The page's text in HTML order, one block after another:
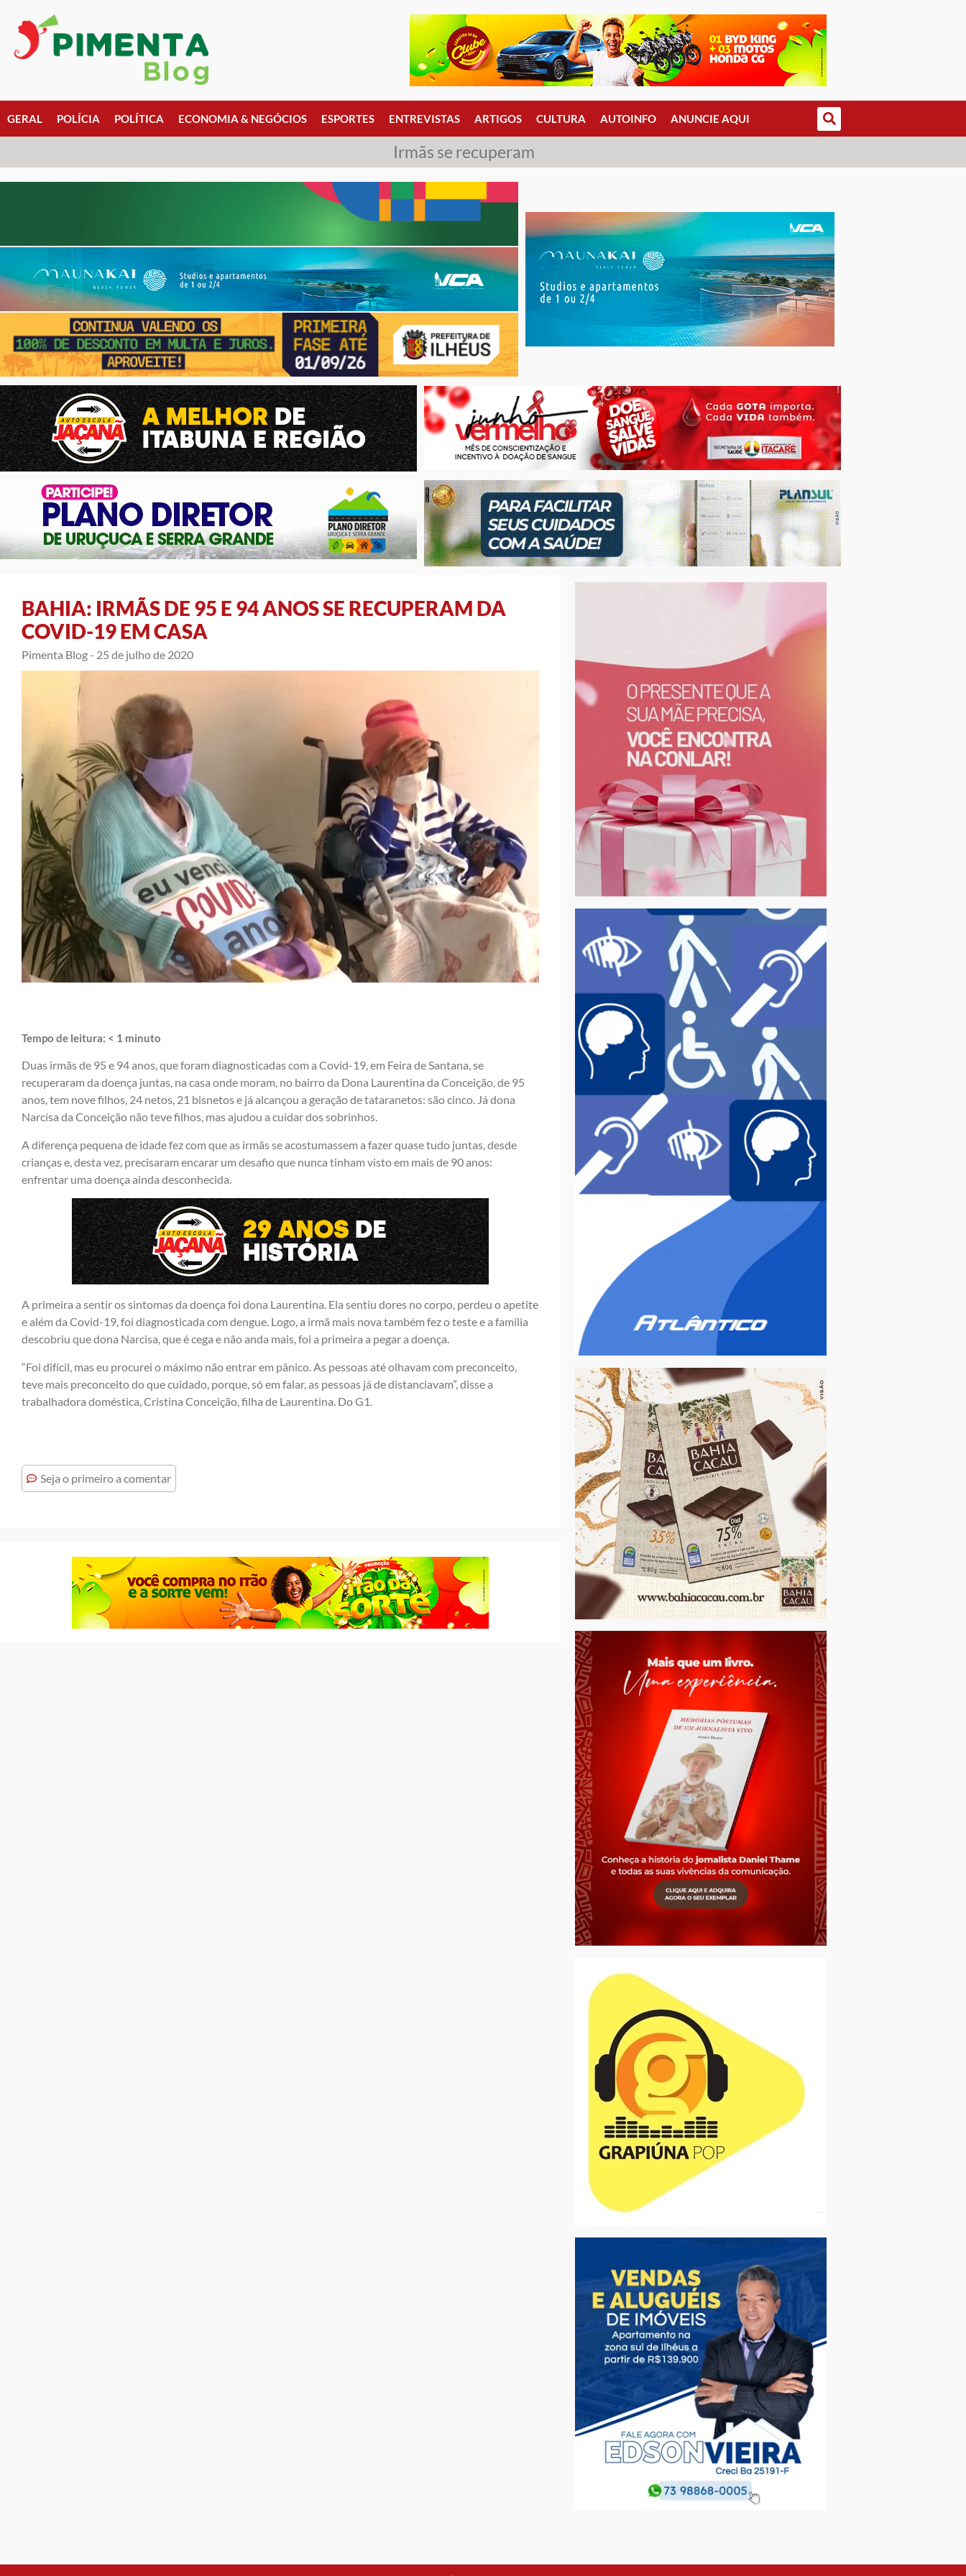
GERAL POLÍCIA POLÍTICA ECONOMIA & NEGÓCIOS ESPORTES ENTREVISTAS ARTIGOS CULTURA AUTOINFO ANUNCIE AQUI
Irmãs se recuperam
BAHIA: IRMÃS DE 95 E 94 ANOS SE RECUPERAM DA
COVID-19 EM CASA
Pimenta Blog - 25 de julho de 2020
Tempo de leitura: < 1 minuto
Duas irmãs de 95 e 94 anos, que foram diagnosticadas com a Covid-19, em Feira de Santana, se
recuperaram da doença juntas, na casa onde moram, no bairro da Dona Laurentina da Conceição, de 95
anos, tem nove filhos, 24 netos, 21 bisnetos e já alcançou a geração de tataranetos: são cinco. Já dona
Narcisa da Conceição não teve filhos, mas ajudou a cuidar dos sobrinhos.
A diferença pequena de idade fez com que as irmãs se acostumassem a fazer quase tudo juntas, desde
crianças e, desta vez, precisaram encarar um desafio que nunca tinham visto em mais de 90 anos:
enfrentar uma doença ainda desconhecida.
A primeira a sentir os sintomas da doença foi dona Laurentina. Ela sentiu dores no corpo, perdeu o apetite
e além da Covid-19, foi diagnosticada com dengue. Logo, a irmã mais nova também fez o teste e a família
descobriu que dona Narcisa, que é cega e não anda mais, foi a primeira a pegar a doença.
“Foi difícil, mas eu procurei o máximo não entrar em pânico. As pessoas até olhavam com preconceito,
teve mais preconceito do que cuidado, porque, só em falar, as pessoas já de distanciavam”, disse a
trabalhadora doméstica, Cristina Conceição, filha de Laurentina. Do G1.
Seja o primeiro a comentar